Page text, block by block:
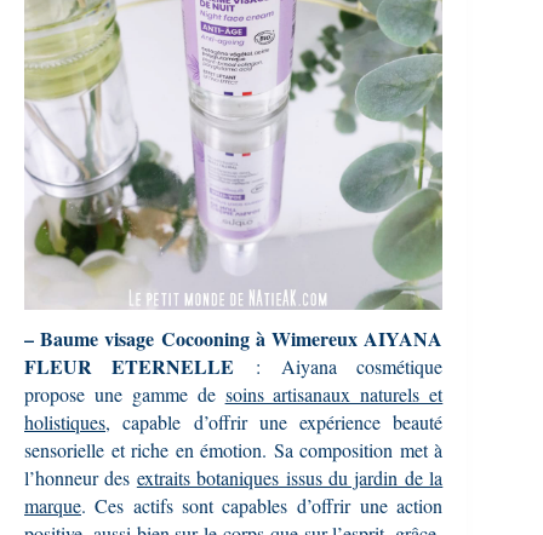
– Baume visage Cocooning à Wimereux AIYANA
FLEUR ETERNELLE : Aiyana cosmétique
propose une gamme de soins artisanaux naturels et
holistiques, capable d’offrir une expérience beauté
sensorielle et riche en émotion. Sa composition met à
l’honneur des extraits botaniques issus du jardin de la
marque. Ces actifs sont capables d’offrir une action